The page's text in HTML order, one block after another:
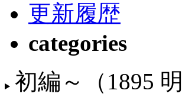
更新履歴
categories
初編～（1895